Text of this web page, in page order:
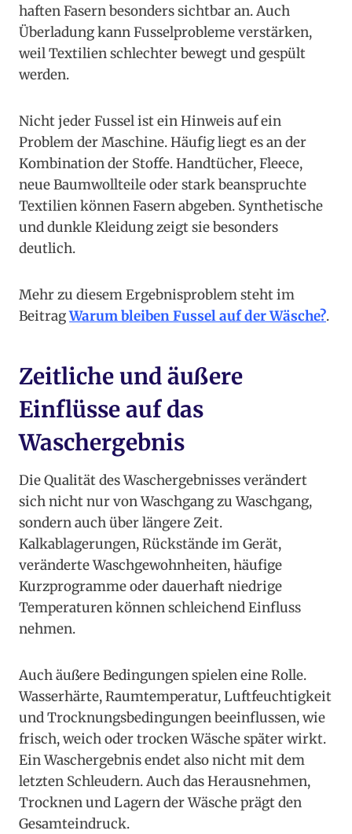
haften Fasern besonders sichtbar an. Auch
Überladung kann Fusselprobleme verstärken,
weil Textilien schlechter bewegt und gespült
werden.
Nicht jeder Fussel ist ein Hinweis auf ein
Problem der Maschine. Häufig liegt es an der
Kombination der Stoffe. Handtücher, Fleece,
neue Baumwollteile oder stark beanspruchte
Textilien können Fasern abgeben. Synthetische
und dunkle Kleidung zeigt sie besonders
deutlich.
Mehr zu diesem Ergebnisproblem steht im
BeitragWarum bleiben Fussel auf der Wäsche?.
Zeitliche und äußere
Einflüsse auf das
Waschergebnis
Die Qualität des Waschergebnisses verändert
sich nicht nur von Waschgang zu Waschgang,
sondern auch über längere Zeit.
Kalkablagerungen, Rückstände im Gerät,
veränderte Waschgewohnheiten, häufige
Kurzprogramme oder dauerhaft niedrige
Temperaturen können schleichend Einfluss
nehmen.
Auch äußere Bedingungen spielen eine Rolle.
Wasserhärte, Raumtemperatur, Luftfeuchtigkeit
und Trocknungsbedingungen beeinflussen, wie
frisch, weich oder trocken Wäsche später wirkt.
Ein Waschergebnis endet also nicht mit dem
letzten Schleudern. Auch das Herausnehmen,
Trocknen und Lagern der Wäsche prägt den
Gesamteindruck.